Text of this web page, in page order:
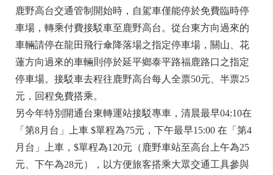
鹿野高台交通管制開始時，自駕車僅能停於免費臨時停
車場，轉乘付費接駁車至鹿野高台。從台東方向過來的
車輛請停在龍田飛行傘降落場之指定停車場，關山、花
蓮方向過來的車輛則停於延平鄉泰平路福鹿路口之指定
停車場。接駁車去程往鹿野高台每人全票50元、半票25
元，回程免費搭乘。
另今年特別開通台東轉運站接駁專車，清晨最早04:10在
「第8月台」上車 $單程為75元，下午最早15:00 在「第4
月台」上車，$單程為120元（鹿野車站至高台上午為25
元、下午為28元），以方便旅客搭乘大眾交通工具參與